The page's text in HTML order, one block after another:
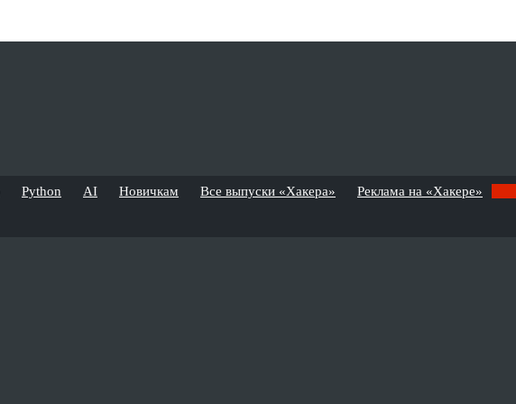
Python AI Новичкам Все выпуски «Хакера» Реклама на «Хакере»